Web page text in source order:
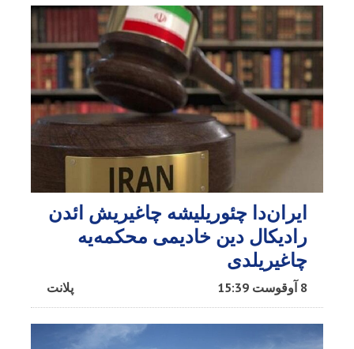
ایران‌دا چئوریلیشه چاغیریش ائد‌ن
رادیکال دین خادیمی محکمه‌یه
چاغیریلدی
پلانت 8 آوقوست 15:39